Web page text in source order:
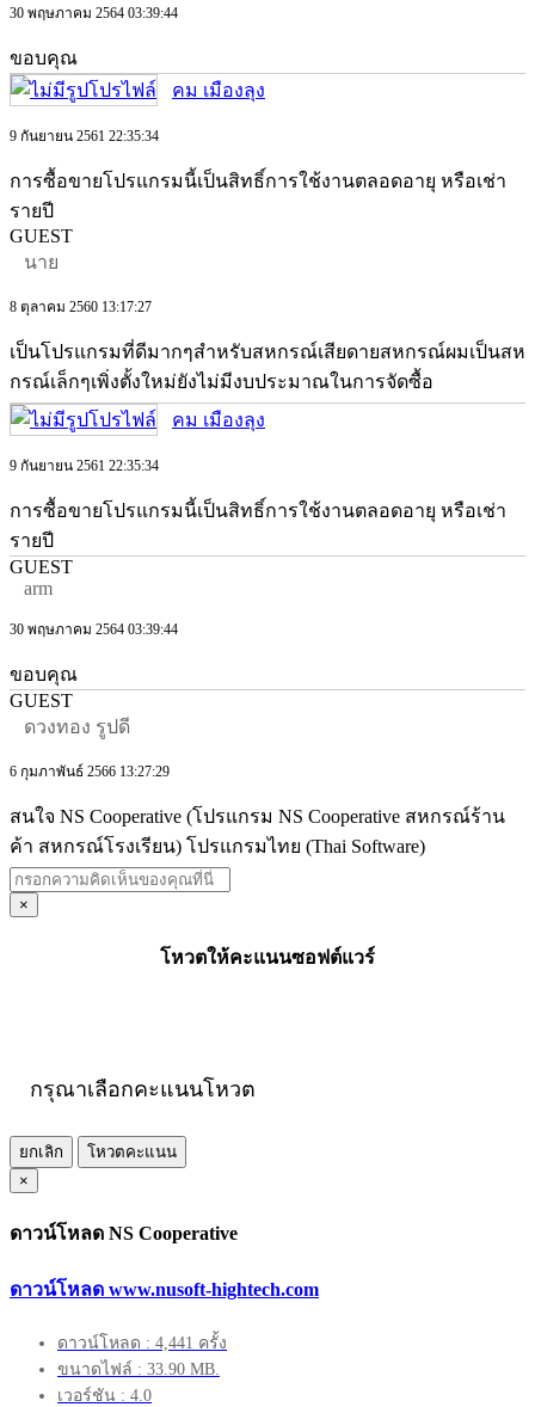
30 พฤษภาคม 2564 03:39:44
ขอบคุณ
คม เมืองลุง
9 กันยายน 2561 22:35:34
การซื้อขายโปรแกรมนี้เป็นสิทธิ์การใช้งานตลอดอายุ หรือเช่า
รายปี
GUEST
นาย
8 ตุลาคม 2560 13:17:27
เป็นโปรแกรมที่ดีมากๆสำหรับสหกรณ์เสียดายสหกรณ์ผมเป็นสห
กรณ์เล็กๆเพิ่งตั้งใหม่ยังไม่มีงบประมาณในการจัดซื้อ
คม เมืองลุง
9 กันยายน 2561 22:35:34
การซื้อขายโปรแกรมนี้เป็นสิทธิ์การใช้งานตลอดอายุ หรือเช่า
รายปี
GUEST
arm
30 พฤษภาคม 2564 03:39:44
ขอบคุณ
GUEST
ดวงทอง รูปดี
6 กุมภาพันธ์ 2566 13:27:29
สนใจ NS Cooperative (โปรแกรม NS Cooperative สหกรณ์ร้าน
ค้า สหกรณ์โรงเรียน) โปรแกรมไทย (Thai Software)
×
โหวตให้คะแนนซอฟต์แวร์
กรุณาเลือกคะแนนโหวต
ยกเลิก
โหวตคะแนน
×
ดาวน์โหลด NS Cooperative
ดาวน์โหลด www.nusoft-hightech.com
ดาวน์โหลด : 4,441 ครั้ง
ขนาดไฟล์ : 33.90 MB.
เวอร์ชัน : 4.0